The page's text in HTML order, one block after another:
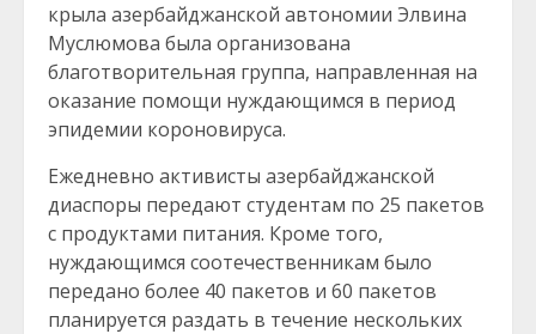
крыла азербайджанской автономии Элвина
Муслюмова была организована
благотворительная группа, направленная на
оказание помощи нуждающимся в период
эпидемии короновируса.
Ежедневно активисты азербайджанской
диаспоры передают студентам по 25 пакетов
с продуктами питания. Кроме того,
нуждающимся соотечественникам было
передано более 40 пакетов и 60 пакетов
планируется раздать в течение нескольких